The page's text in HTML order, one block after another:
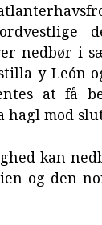
nedbør i
y León
at få
hagl mod
kan
og den